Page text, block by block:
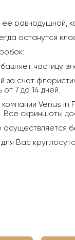
ее равнодушной,
останутся
частицу
за счет
7 до 14 дней.
Venus in
. Все скриншоты
осуществляется
Вас